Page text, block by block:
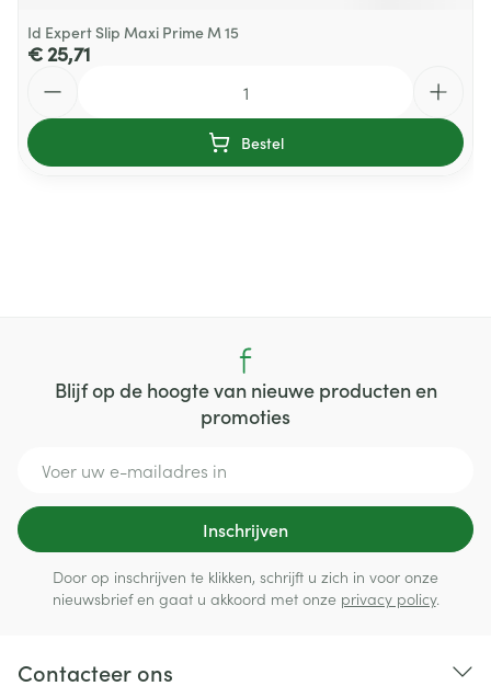
Id Expert Slip Maxi Prime M 15
€ 25,71
Bestel
Blijf op de hoogte van nieuwe producten en
promoties
Inschrijven
Door op inschrijven te klikken, schrijft u zich in voor onze
nieuwsbrief en gaat u akkoord met onze privacy policy.
Contacteer ons